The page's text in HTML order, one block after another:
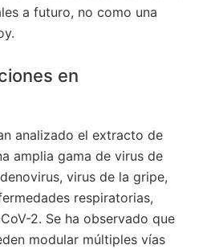
a futuro, no como una
en
analizado el extracto de
amplia gama de virus de
virus de la gripe,
respiratorias,
2. Se ha observado que
modular múltiples vías